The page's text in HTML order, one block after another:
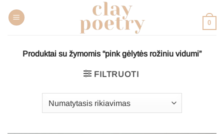
prie
0
Produktai su žymomis “pink gėlytės rožiniu vidumi”
FILTRUOTI